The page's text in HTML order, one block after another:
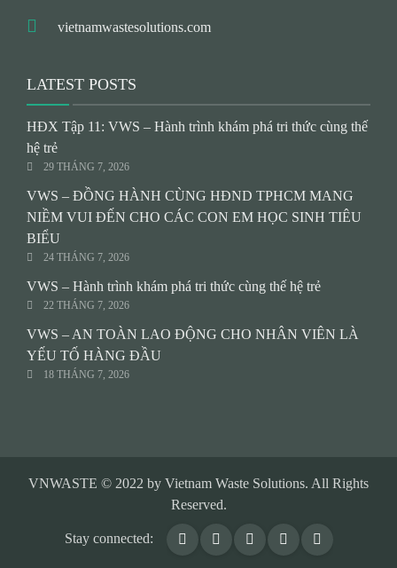
vietnamwastesolutions.com
LATEST POSTS
HĐX Tập 11: VWS – Hành trình khám phá tri thức cùng thế
hệ trẻ
29 THÁNG 7, 2026
VWS – ĐỒNG HÀNH CÙNG HĐND TPHCM MANG
NIỀM VUI ĐẾN CHO CÁC CON EM HỌC SINH TIÊU
BIỂU
24 THÁNG 7, 2026
VWS – Hành trình khám phá tri thức cùng thế hệ trẻ
22 THÁNG 7, 2026
VWS – AN TOÀN LAO ĐỘNG CHO NHÂN VIÊN LÀ
YẾU TỐ HÀNG ĐẦU
18 THÁNG 7, 2026
VNWASTE © 2022 by Vietnam Waste Solutions. All Rights
Reserved.
Stay connected: